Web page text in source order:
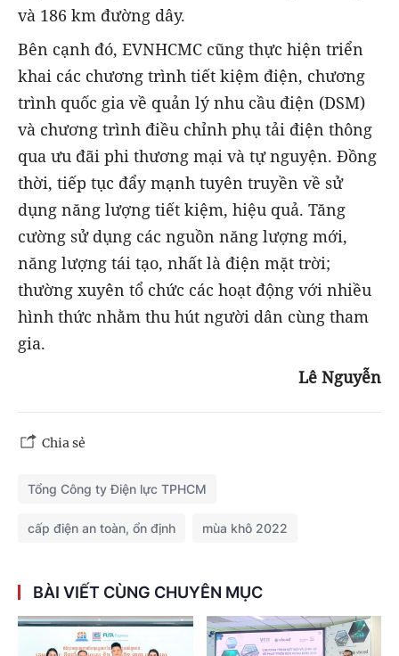
và 186 km đường dây.
Bên cạnh đó, EVNHCMC cũng thực hiện triển
khai các chương trình tiết kiệm điện, chương
trình quốc gia về quản lý nhu cầu điện (DSM)
và chương trình điều chỉnh phụ tải điện thông
qua ưu đãi phi thương mại và tự nguyện. Đồng
thời, tiếp tục đẩy mạnh tuyên truyền về sử
dụng năng lượng tiết kiệm, hiệu quả. Tăng
cường sử dụng các nguồn năng lượng mới,
năng lượng tái tạo, nhất là điện mặt trời;
thường xuyên tổ chức các hoạt động với nhiều
hình thức nhằm thu hút người dân cùng tham
gia.
Lê Nguyễn
Chia sẻ
Tổng Công ty Điện lực TPHCM
cấp điện an toàn, ổn định mùa khô 2022
BÀI VIẾT CÙNG CHUYÊN MỤC